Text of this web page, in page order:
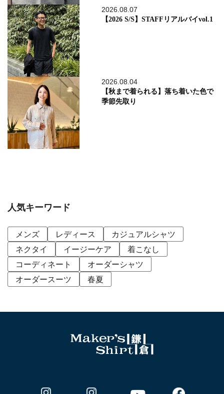
2026.08.07
【2026 S/S】STAFFリアルバイvol.1
2026.08.04
【秋まで着られる】落ち着いた色で
季節先取り
人気キーワード
メンズ レディース
カジュアルシャツ
ネクタイ
イージーケア
着こなし
コーディネート
オーダーシャツ
オーダースーツ
春夏